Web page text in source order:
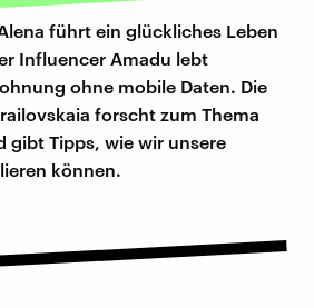
führt ein glückliches Leben
Influencer Amadu lebt
ohne mobile Daten. Die
forscht zum Thema
gibt Tipps, wie wir unsere
können.